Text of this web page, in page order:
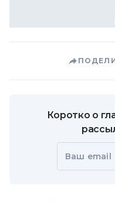
Коротко о
Ваш email